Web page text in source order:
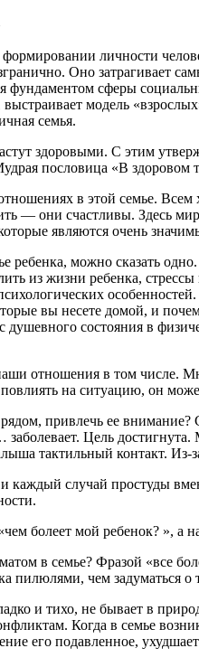
личности
Оно затрагивает
сферы
модель
семья.
здоровыми. С этим
пословица «В
в этой семье.
— они счастливы. Здесь
являются очень
можно сказать
из жизни ребенка,
вы несете домой, и
состояния в
отношения в том числе.
на ситуацию, он
привлечь ее
Цель
тактильный контакт. Из-
каждый случай простуды
болеет мой ребенок? », а
в семье? Фразой «все
пилюлями, чем задуматься
и тихо, не бывает в
Когда в семье
его подавленное,